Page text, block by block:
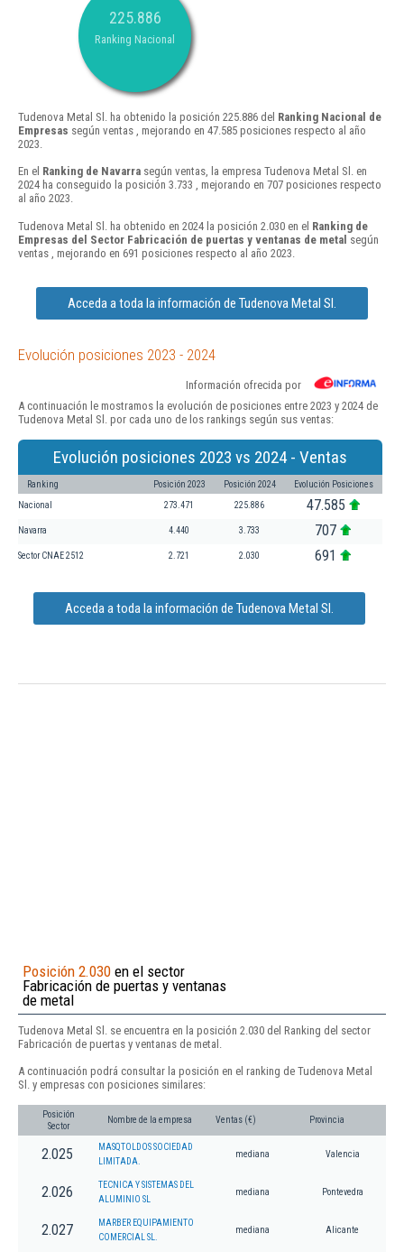
225.886
Ranking Nacional
Tudenova Metal Sl. ha obtenido la posición 225.886 del Ranking Nacional de
Empresas según ventas , mejorando en 47.585 posiciones respecto al año
2023.
En el Ranking de Navarra según ventas, la empresa Tudenova Metal Sl. en
2024 ha conseguido la posición 3.733 , mejorando en 707 posiciones respecto
al año 2023.
Tudenova Metal Sl. ha obtenido en 2024 la posición 2.030 en el Ranking de
Empresas del Sector Fabricación de puertas y ventanas de metal según
ventas , mejorando en 691 posiciones respecto al año 2023.
Acceda a toda la información de Tudenova Metal Sl.
Evolución posiciones 2023 - 2024
Información ofrecida por
A continuación le mostramos la evolución de posiciones entre 2023 y 2024 de
Tudenova Metal Sl. por cada uno de los rankings según sus ventas:
Evolución posiciones 2023 vs 2024 - Ventas
Ranking Posición 2023 Posición 2024 Evolución Posiciones
Nacional 273.471 225.886 47.585
Navarra 4.440 3.733 707
Sector CNAE 2512 2.721 2.030 691
Acceda a toda la información de Tudenova Metal Sl.
Posición 2.030 en el sector
Fabricación de puertas y ventanas
de metal
Tudenova Metal Sl. se encuentra en la posición 2.030 del Ranking del sector
Fabricación de puertas y ventanas de metal.
A continuación podrá consultar la posición en el ranking de Tudenova Metal
Sl. y empresas con posiciones similares:
Posición
Sector
Nombre de la empresa Ventas (€) Provincia
2.025
MASQTOLDOS SOCIEDAD
LIMITADA.
mediana Valencia
2.026
TECNICA Y SISTEMAS DEL
ALUMINIO SL
mediana Pontevedra
2.027
MARBER EQUIPAMIENTO
COMERCIAL SL.
mediana Alicante